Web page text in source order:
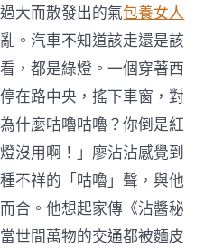
大而散發出的氣包養女人
。汽車不知道該走還是該
，都是綠燈。一個穿著西
在路中央，搖下車窗，對
什麼咕嚕咕嚕？你倒是紅
沒用啊！」廖沾沾感覺到
不祥的「咕嚕」聲，與他
合。他想起家傳《沾醬秘
世間萬物的交通都被麵皮